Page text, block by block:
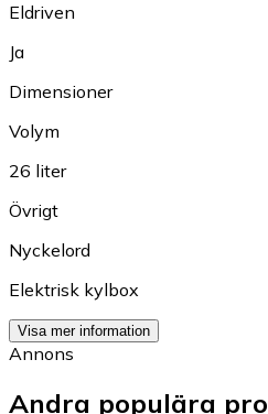
Eldriven
Ja
Dimensioner
Volym
26 liter
Övrigt
Nyckelord
Elektrisk kylbox
Visa mer information
Annons
Andra populära